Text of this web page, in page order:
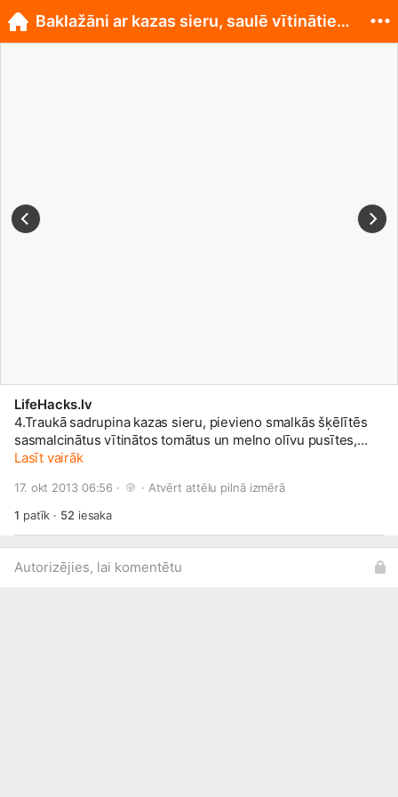
LifeHacks.lv
4.Traukā sadrupina kazas sieru, pievieno smalkās šķēlītēs
sasmalcinātus vītinātos tomātus un melno olīvu pusītes,
masu sajauc.
Lasīt vairāk
17. okt 2013 06:56 · · Atvērt attēlu pilnā izmērā
1 patīk · 52 iesaka
Autorizējies, lai komentētu
Baklažāni ar kazas sieru, saulē vītinātiem tomātie